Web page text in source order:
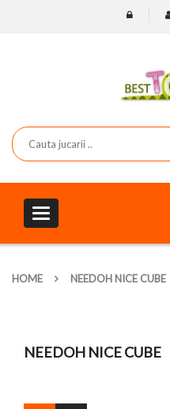
Toggle
navigation
HOME NEEDOH NICE CUBE
NEEDOH NICE CUBE